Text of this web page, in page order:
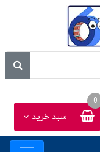
سبد خرید
0